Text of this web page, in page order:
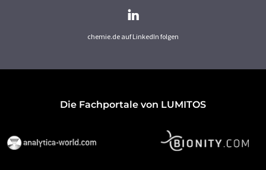
chemie.de auf LinkedIn folgen
Die Fachportale von LUMITOS